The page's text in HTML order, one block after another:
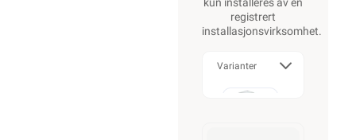
registrert
installasjonsvirksomhet.
Varianter